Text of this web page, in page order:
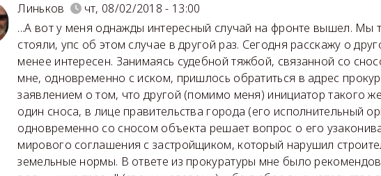
Линьков
чт, 08/02/2018 - 13:00
...А вот у меня однажды интересный случай на фронте вышел. Мы
стояли, упс об этом случае в другой раз. Сегодня расскажу о
менее интересен. Занимаясь судебной тяжбой, связанной со
мне, одновременно с иском, пришлось обратиться в адрес
заявлением о том, что другой (помимо меня) инициатор такого
один сноса, в лице правительства города (его исполнительный
одновременно со сносом объекта решает вопрос о его
мирового соглашения с застройщиком, который нарушил
земельные нормы. В ответе из прокуратуры мне было